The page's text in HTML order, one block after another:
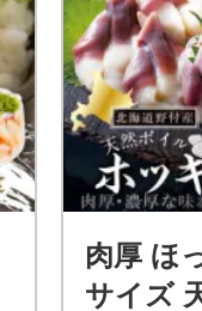
肉厚 ほ
サイズ